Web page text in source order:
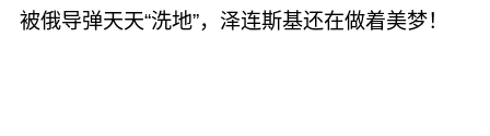
被俄导弹天天“洗地”，泽连斯基还在做着美梦！